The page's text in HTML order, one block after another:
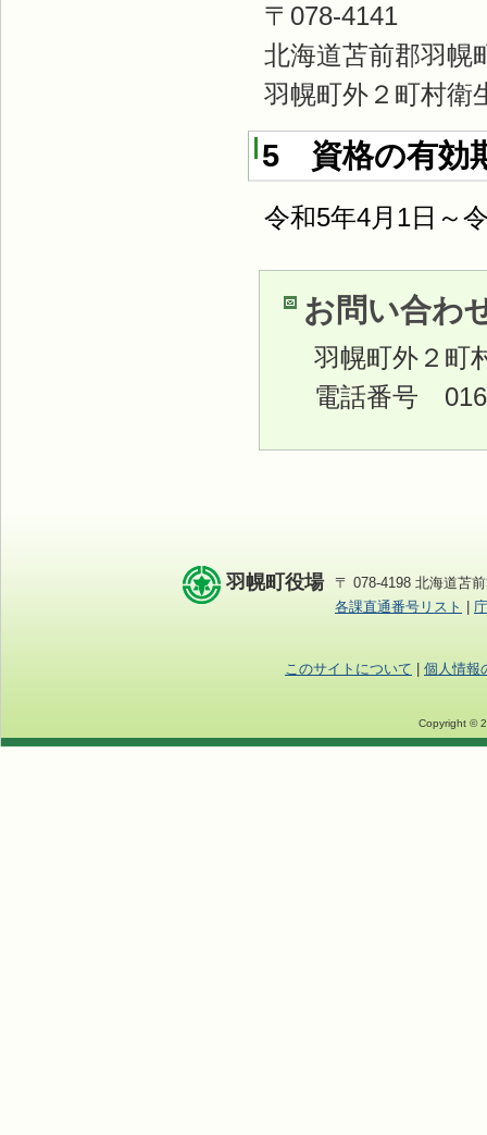
〒078-4141
北海道苫前郡羽幌
羽幌町外２町村
5 資格の有効
令和5年4月1日～
お問い合わ
羽幌町外２町
電話番号
羽幌町役場
〒 078-4198 北海道苫
各課直通番号リスト
このサイトについて 個人情報
Copyright ©